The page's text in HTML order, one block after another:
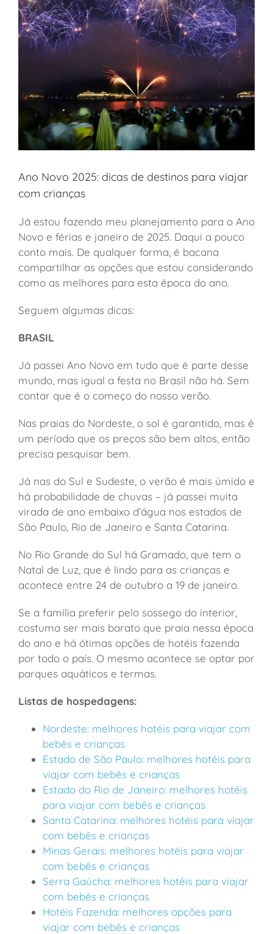
Ano Novo 2025: dicas de destinos para viajar
com crianças
Já estou fazendo meu planejamento para o Ano
Novo e férias e janeiro de 2025. Daqui a pouco
conto mais. De qualquer forma, é bacana
compartilhar as opções que estou considerando
como as melhores para esta época do ano.
Seguem algumas dicas:
BRASIL
Já passei Ano Novo em tudo que é parte desse
mundo, mas igual a festa no Brasil não há. Sem
contar que é o começo do nosso verão.
Nas praias do Nordeste, o sol é garantido, mas é
um período que os preços são bem altos, então
precisa pesquisar bem.
Já nas do Sul e Sudeste, o verão é mais úmido e
há probabilidade de chuvas – já passei muita
virada de ano embaixo d’água nos estados de
São Paulo, Rio de Janeiro e Santa Catarina.
No Rio Grande do Sul há Gramado, que tem o
Natal de Luz, que é lindo para as crianças e
acontece entre 24 de outubro a 19 de janeiro.
Se a família preferir pelo sossego do interior,
costuma ser mais barato que praia nessa época
do ano e há ótimas opções de hotéis fazenda
por todo o país. O mesmo acontece se optar por
parques aquáticos e termas.
Listas de hospedagens:
Nordeste: melhores hotéis para viajar com
bebês e crianças
Estado de São Paulo: melhores hotéis para
viajar com bebês e crianças
Estado do Rio de Janeiro: melhores hotéis
para viajar com bebês e crianças
Santa Catarina: melhores hotéis para viajar
com bebês e crianças
Minas Gerais: melhores hotéis para viajar
com bebês e crianças
Serra Gaúcha: melhores hotéis para viajar
com bebês e crianças
Hotéis Fazenda: melhores opções para
viajar com bebês e crianças